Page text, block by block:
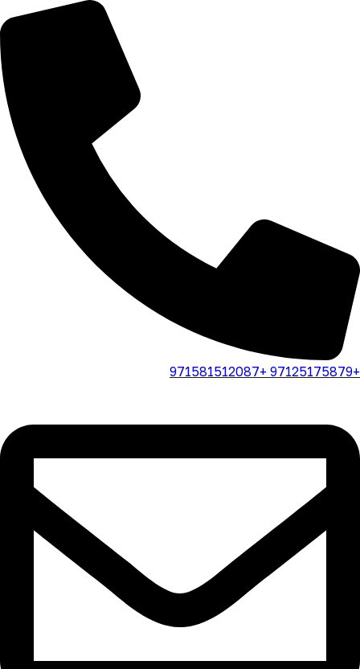
+97125175879 +971581512087